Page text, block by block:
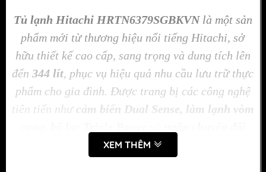
Tủ lạnh Hitachi HRTN6379SGBKVNlà một sản
phẩm mới từ thương hiệu nổi tiếng Hitachi, sở
hữu thiết kế cao cấp, sang trọng và dung tích lên
đến 344 lít, phục vụ hiệu quả nhu cầu lưu trữ thực
phẩm cho gia đình. Được trang bị các công nghệ
tiên tiến như cảm biến Dual Sense, làm lạnh vòm
, tủ lạnh giúp bảo quản thực phẩm tươi
XEM THÊM